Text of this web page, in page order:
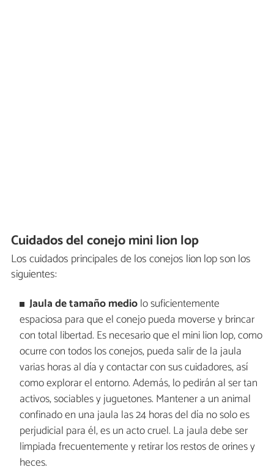
Cuidados del conejo mini lion lop
Los cuidados principales de los conejos lion lop son los
siguientes:
Jaula de tamaño mediolo suficientemente
espaciosa para que el conejo pueda moverse y brincar
con total libertad. Es necesario que el mini lion lop, como
ocurre con todos los conejos, pueda salir de la jaula
varias horas al día y contactar con sus cuidadores, así
como explorar el entorno. Además, lo pedirán al ser tan
activos, sociables y juguetones. Mantener a un animal
confinado en una jaula las 24 horas del día no solo es
perjudicial para él, es un acto cruel. La jaula debe ser
limpiada frecuentemente y retirar los restos de orines y
heces.